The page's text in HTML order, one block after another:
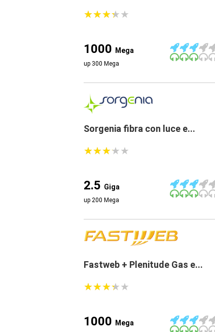
★★★★★
★★★★★
1000 Mega
up 300 Mega
Sorgenia fibra con luce e...
★★★★★
★★★★★
2.5 Giga
up 200 Mega
Fastweb + Plenitude Gas e...
★★★★★
★★★★★
1000 Mega